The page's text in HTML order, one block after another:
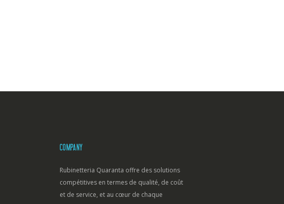
COMPANY
Rubinetteria Quaranta offre des solutions
compétitives en termes de qualité, de coût
et de service, et au cœur de chaque